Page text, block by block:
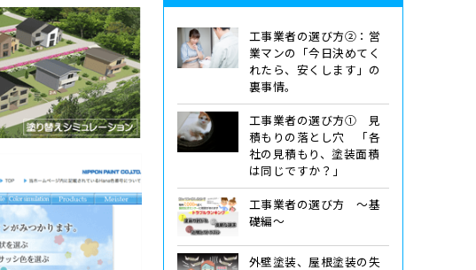
工事業者の選び方②：営
業マンの「今日決めてく
れたら、安くします」の
裏事情。
工事業者の選び方① 見
積もりの落とし穴 「各
社の見積もり、塗装面積
は同じですか？」
工事業者の選び方 ～基
礎編～
外壁塗装、屋根塗装の失